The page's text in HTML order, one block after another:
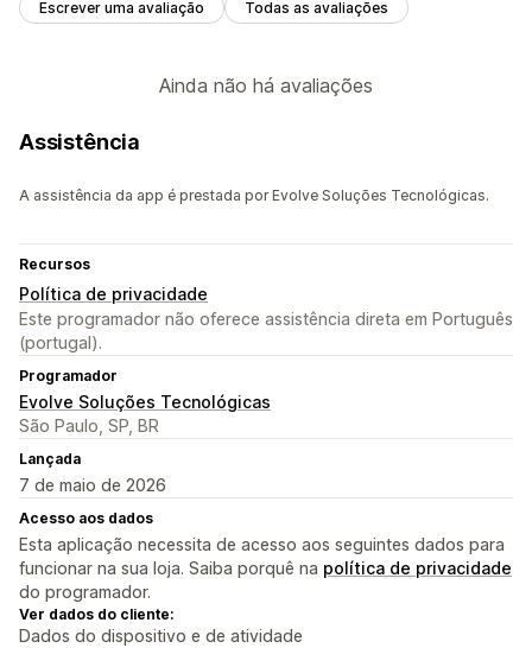
Escrever uma avaliação Todas as avaliações
Ainda não há avaliações
Assistência
A assistência da app é prestada por Evolve Soluções Tecnológicas.
Recursos
Política de privacidade
Este programador não oferece assistência direta em Português
(portugal).
Programador
Evolve Soluções Tecnológicas
São Paulo, SP, BR
Lançada
7 de maio de 2026
Acesso aos dados
Esta aplicação necessita de acesso aos seguintes dados para
funcionar na sua loja. Saiba porquê na política de privacidade
do programador.
Ver dados do cliente:
Dados do dispositivo e de atividade